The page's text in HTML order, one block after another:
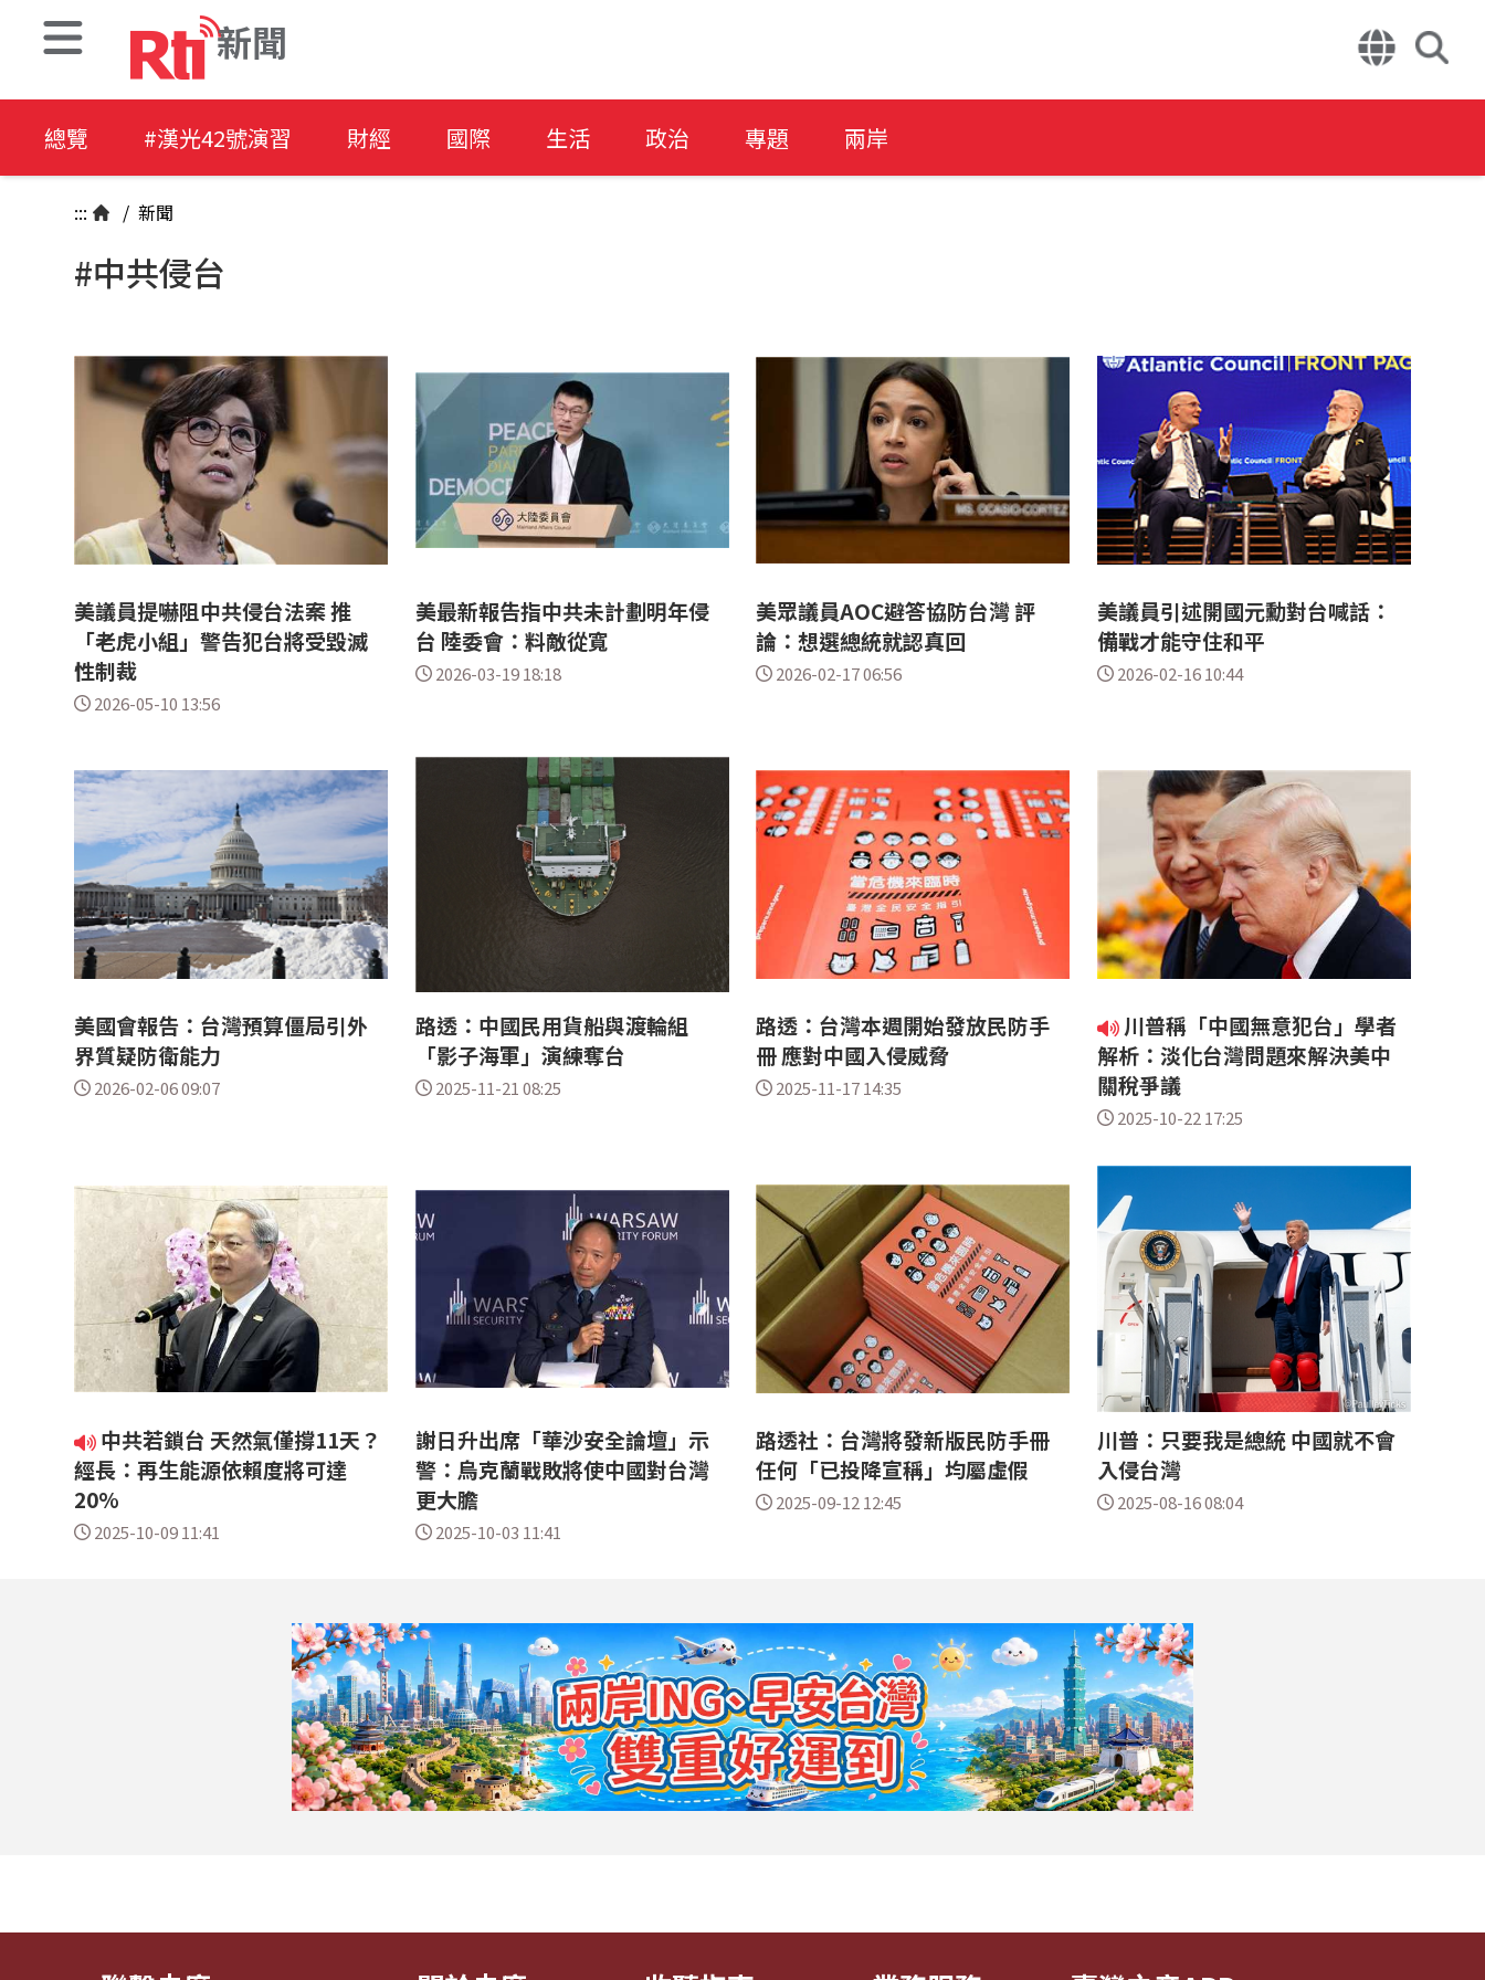
新聞
總覽 #漢光42號演習 財經 國際 生活 政治 專題 兩岸
::: / 新聞
#中共侵台
美議員提嚇阻中共侵台法案 推
「老虎小組」警告犯台將受毀滅
性制裁
2026-05-10 13:56
美最新報告指中共未計劃明年侵
台 陸委會：料敵從寬
2026-03-19 18:18
美眾議員AOC避答協防台灣 評
論：想選總統就認真回
2026-02-17 06:56
美議員引述開國元勳對台喊話：
備戰才能守住和平
2026-02-16 10:44
美國會報告：台灣預算僵局引外
界質疑防衛能力
2026-02-06 09:07
路透：中國民用貨船與渡輪組
「影子海軍」演練奪台
2025-11-21 08:25
路透：台灣本週開始發放民防手
冊 應對中國入侵威脅
2025-11-17 14:35
川普稱「中國無意犯台」學者
解析：淡化台灣問題來解決美中
關稅爭議
2025-10-22 17:25
中共若鎖台 天然氣僅撐11天？
經長：再生能源依賴度將可達
20%
2025-10-09 11:41
謝日升出席「華沙安全論壇」示
警：烏克蘭戰敗將使中國對台灣
更大膽
2025-10-03 11:41
路透社：台灣將發新版民防手冊
任何「已投降宣稱」均屬虛假
2025-09-12 12:45
川普：只要我是總統 中國就不會
入侵台灣
2025-08-16 08:04